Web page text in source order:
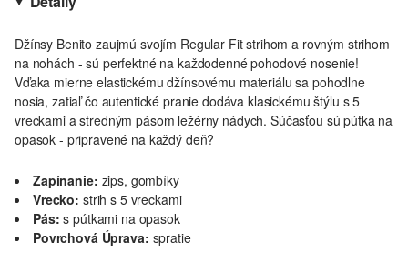
Džínsy Benito zaujmú svojím Regular Fit strihom a rovným strihom
na nohách - sú perfektné na každodenné pohodové nosenie!
Vďaka mierne elastickému džínsovému materiálu sa pohodlne
nosia, zatiaľ čo autentické pranie dodáva klasickému štýlu s 5
vreckami a stredným pásom ležérny nádych. Súčasťou sú pútka na
opasok - pripravené na každý deň?
Zapínanie: zips, gombíky
Vrecko: strih s 5 vreckami
Pás: s pútkami na opasok
Povrchová Úprava: spratie